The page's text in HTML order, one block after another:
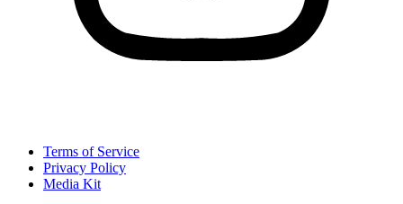
Terms of Service
Privacy Policy
Media Kit